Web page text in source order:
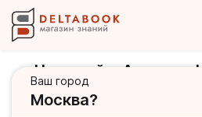
Ваш город
Москва?
Чешский с Алоисом
Легенды старой